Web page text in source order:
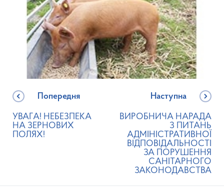
Попередня
УВАГА! НЕБЕЗПЕКА
НА ЗЕРНОВИХ
ПОЛЯХ!
Наступна
ВИРОБНИЧА НАРАДА
З ПИТАНЬ
АДМІНІСТРАТИВНОЇ
ВІДПОВІДАЛЬНОСТІ
ЗА ПОРУШЕННЯ
САНІТАРНОГО
ЗАКОНОДАВСТВА